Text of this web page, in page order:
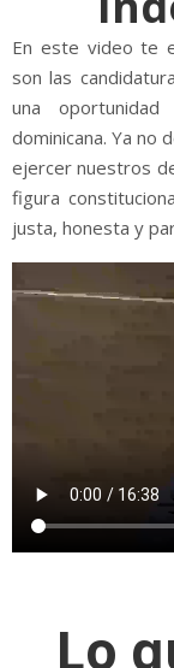
En este video te
son las
una
dominicana. Ya no
ejercer nuestros
figura
justa, honesta y
Lo